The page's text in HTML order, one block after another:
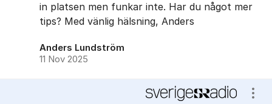
in platsen men funkar inte. Har du något mer
tips? Med vänlig hälsning, Anders
Anders Lundström
11 Nov 2025